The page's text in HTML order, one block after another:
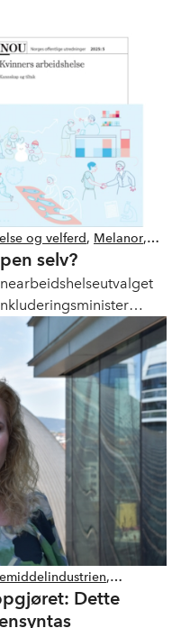
på sikt.
og velferd, Melanor,
selv?
mener det er positivt at
men at det må skje
,
Dette